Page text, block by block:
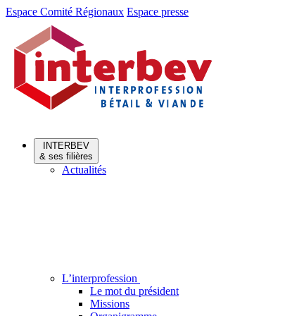
Aller
Aller
contenu
Espace Comité Régionaux Espace presse
INTERBEV
& ses filières
Actualités
L’interprofession
Le mot du président
Missions